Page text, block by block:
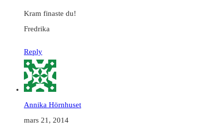
Kram finaste du!
Fredrika
Reply
Annika Hörnhuset
mars 21, 2014